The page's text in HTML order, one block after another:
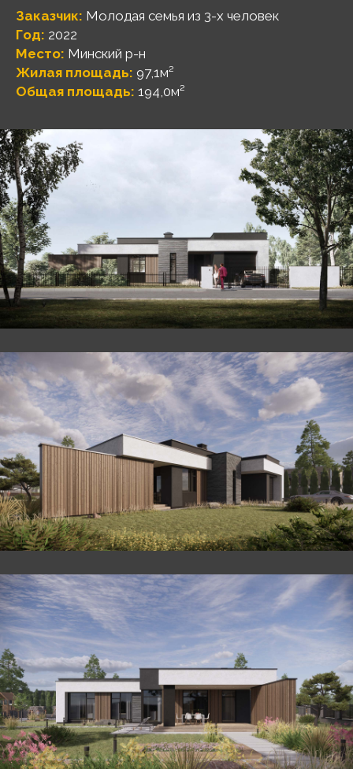
Заказчик: Молодая семья из 3-х человек
Год: 2022
Место: Минский р-н
Жилая площадь: 97,1м²
Общая площадь: 194,0м²